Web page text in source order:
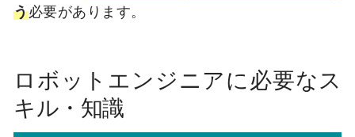
う必要があります。
ロボットエンジニアに必要なス
キル・知識